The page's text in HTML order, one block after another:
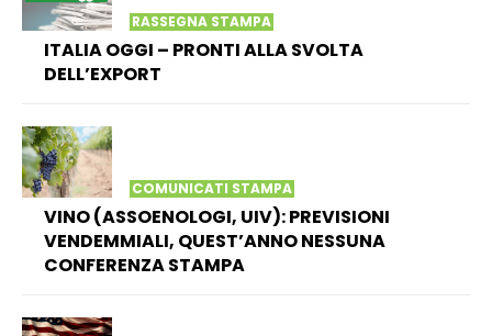
RASSEGNA STAMPA
ITALIA OGGI – PRONTI ALLA SVOLTA
DELL’EXPORT
COMUNICATI STAMPA
VINO (ASSOENOLOGI, UIV): PREVISIONI
VENDEMMIALI, QUEST’ANNO NESSUNA
CONFERENZA STAMPA